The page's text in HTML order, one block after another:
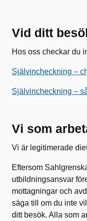
Vid ditt
Hos oss checkar du
Självincheckning –
Självincheckning –
Vi som
Vi är legitimerade
Eftersom
utbildningsansvar
mottagningar och
säga till om du inte
ditt besök. Alla som